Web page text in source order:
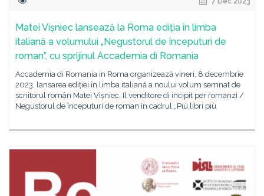
Matei Vișniec lansează la Roma ediția în limba
italiană a volumului „Negustorul de începuturi de
roman”, cu sprijinul Accademia di Romania
Accademia di Romania in Roma organizează vineri, 8 decembrie
2023, lansarea ediției în limba italiană a noului volum semnat de
scriitorul român Matei Vișniec, Il venditore di incipit per romanzi /
Negustorul de începuturi de roman în cadrul „Più libri più